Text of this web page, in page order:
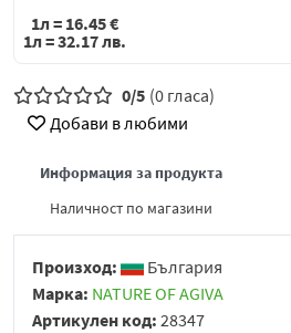
1л = 16.45€
1л =32.17лв.
0/5 (0 гласа)
Добави в любими
Информация за продукта
Наличност по магазини
Произход:
България
Марка: NATURE OF AGIVA
Артикулен код: 28347